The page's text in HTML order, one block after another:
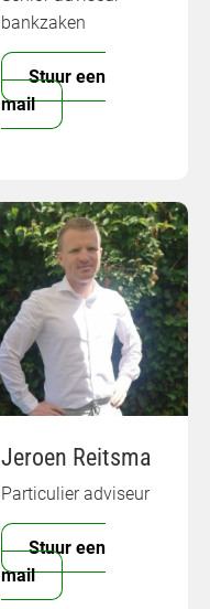
bankzaken
Stuur een
mail
Jeroen Reitsma
Particulier adviseur
Stuur een
mail